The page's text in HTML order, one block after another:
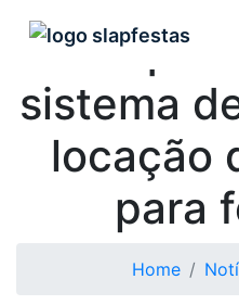
Por que
sistema
locação
para
Home